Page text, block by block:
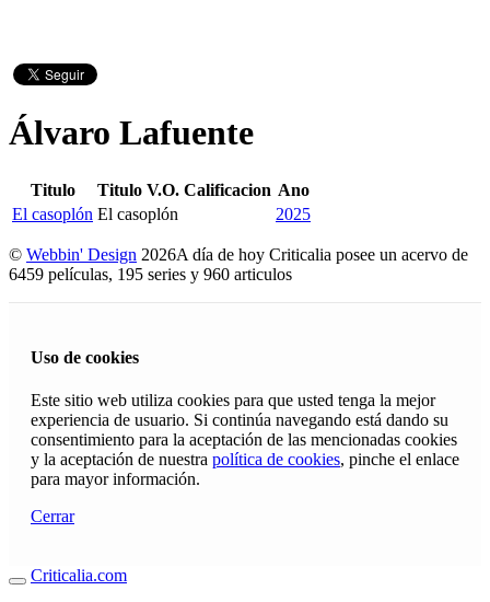
Álvaro Lafuente
Titulo Titulo V.O. Calificacion Ano
El casoplón El casoplón 2025
© Webbin' Design 2026A día de hoy Criticalia posee un acervo de
6459 películas, 195 series y 960 articulos
Uso de cookies
Este sitio web utiliza cookies para que usted tenga la mejor
experiencia de usuario. Si continúa navegando está dando su
consentimiento para la aceptación de las mencionadas cookies
y la aceptación de nuestra política de cookies, pinche el enlace
para mayor información.
Cerrar
Criticalia.com